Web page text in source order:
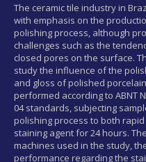
The ceramic tile industry in
with emphasis on the
polishing process, although
challenges such as the
closed pores on the surface.
study the influence of the
and gloss of polished
performed according to ABNT
04 standards, subjecting
polishing process to both
staining agent for 24 hours.
machines used in the study,
performance regarding the